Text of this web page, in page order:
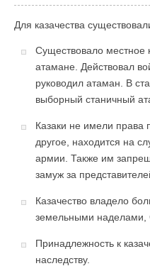
Для казачества
Существовало местное
атамане. Действовал
руководил атаман. В
выборный станичный
Казаки не имели права
другое, находится на
армии. Также им
замуж за
Казачество владело
земельными наделами,
Принадлежность к
наследству.